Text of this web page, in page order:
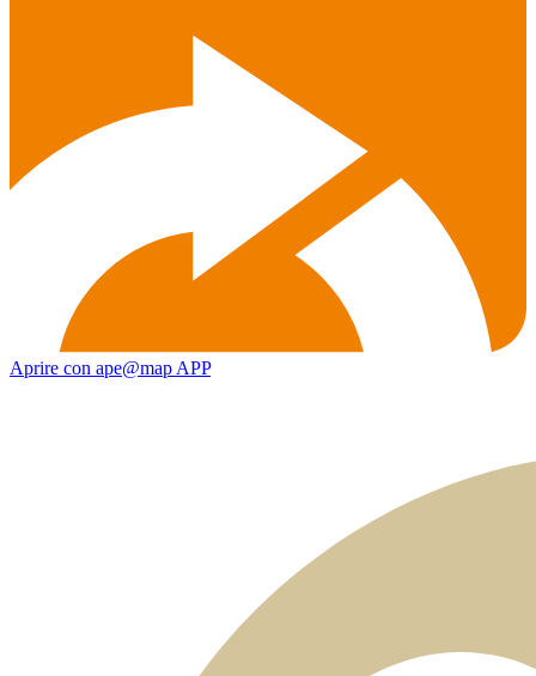
Aprire con ape@map APP